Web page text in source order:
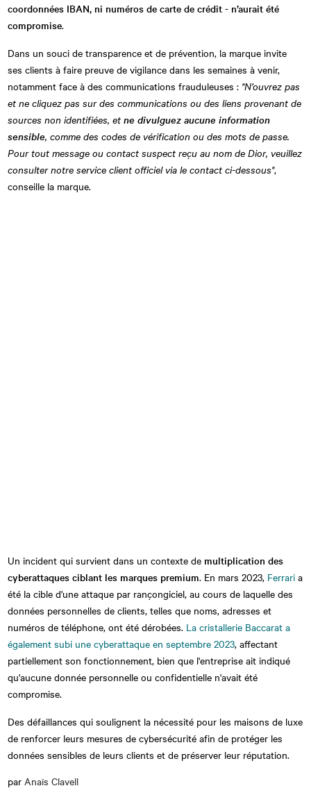
coordonnées IBAN, ni numéros de carte de crédit - n’aurait été
compromise.
Dans un souci de transparence et de prévention, la marque invite
ses clients à faire preuve de vigilance dans les semaines à venir,
notamment face à des communications frauduleuses : "N’ouvrez pas
et ne cliquez pas sur des communications ou des liens provenant de
sources non identifiées, etne divulguez aucune information
sensible, comme des codes de vérification ou des mots de passe.
Pour tout message ou contact suspect reçu au nom de Dior, veuillez
consulter notre service client officiel via le contact ci-dessous",
conseille la marque.
Un incident qui survient dans un contexte de multiplication des
cyberattaques ciblant les marques premium. En mars 2023, Ferrari a
été la cible d'une attaque par rançongiciel, au cours de laquelle des
données personnelles de clients, telles que noms, adresses et
numéros de téléphone, ont été dérobées. La cristallerie Baccarat a
également subi une cyberattaque en septembre 2023, affectant
partiellement son fonctionnement, bien que l'entreprise ait indiqué
qu'aucune donnée personnelle ou confidentielle n'avait été
compromise.
Des défaillances qui soulignent la nécessité pour les maisons de luxe
de renforcer leurs mesures de cybersécurité afin de protéger les
données sensibles de leurs clients et de préserver leur réputation.
parAnaïs Clavell